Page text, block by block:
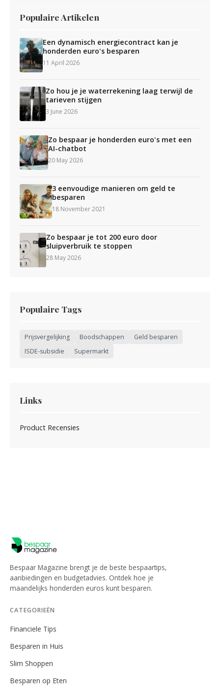
Populaire Artikelen
Een dynamisch energiecontract kan je
honderden euro's besparen
11 April 2026
Zo hou je je waterrekening laag terwijl de
tarieven stijgen
3 June 2026
Zo bespaar je honderden euro's met een
AI-chatbot
20 May 2026
3 eenvoudige manieren om geld te
besparen
18 November 2021
Zo bespaar je tot 200 euro door
sluipverbruik te stoppen
28 May 2026
Populaire Tags
Prijsvergelijking Boodschappen
Geld besparen
ISDE-subsidie
Supermarkt
Links
Product Recensies
Bespaar Magazine brengt je de beste bespaartips,
aanbiedingen en budgetadvies. Ontdek hoe je
maandelijks honderden euros kunt besparen.
CATEGORIEËN
Financiele Tips
Besparen in Huis
Slim Shoppen
Besparen op Eten